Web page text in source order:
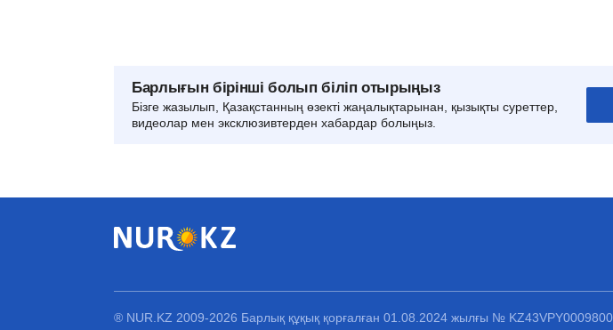
Барлығын бірінші болып біліп отырыңыз
Бізге жазылып, Қазақстанның өзекті жаңалықтарынан, қызықты суреттер,
видеолар мен эксклюзивтерден хабардар болыңыз.
® NUR.KZ 2009-2026 Барлық құқық қорғалған 01.08.2024 жылғы № KZ43VPY00098001